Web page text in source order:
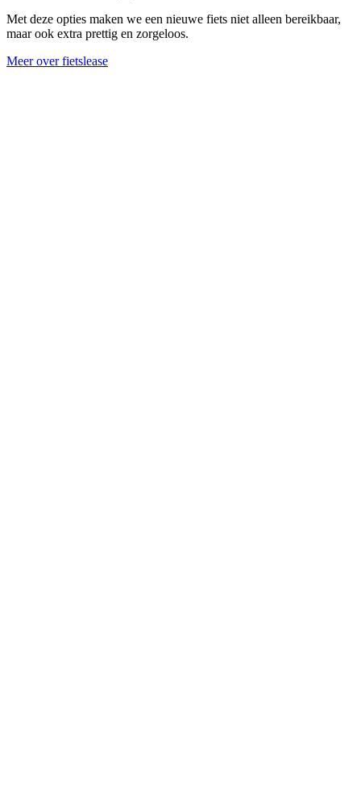
Met deze opties maken we een nieuwe fiets niet alleen bereikbaar,
maar ook extra prettig en zorgeloos.
Meer over fietslease